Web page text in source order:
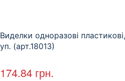
Виделки одноразові
уп. (арт.18013)
174.84 грн.